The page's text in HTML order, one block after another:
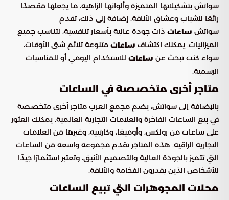
سواتش بتشكيلاتها المتميزة وألوانها الزاهية، ما يجعلها مقصدًا
رائعًا للشباب وعشاق الأناقة. إضافة إلى ذلك، تقدم
سواتش ساعات ذات جودة عالية بأسعار تنافسية، لتناسب جميع
الميزانيات. يمكنك اكتشاف ساعات متنوعة تلائم شتى الأوقات،
سواء كنت تبحث عن ساعات للاستخدام اليومي أو للمناسبات
الرسمية.
متاجر أخرى متخصصة في الساعات
بالإضافة إلى سواتش، يضم مجمع العرب متاجر أخرى متخصصة
في بيع الساعات الفاخرة والعلامات التجارية العالمية. يمكنك العثور
على ساعات من رولكس، وأوميغا، وكارتييه، وغيرها من العلامات
التجارية الراقية. هذه المتاجر تقدم مجموعة واسعة من الساعات
التي تتميز بالجودة العالية والتصميم الأنيق، وتعتبر استثمارًا جيدًا
للأشخاص الذين يقدرون الفخامة والأناقة.
محلات المجوهرات التي تبيع الساعات